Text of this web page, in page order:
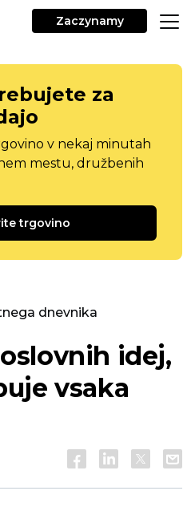
Zaczynamy
za
v nekaj minutah
mestu, družbenih
trgovino
dnevnika
idej,
vsaka